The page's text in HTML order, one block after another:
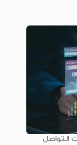
التواصل